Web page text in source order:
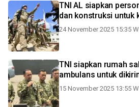
TNI AL siapkan
dan konstruksi untuk
24 November 2025 15:35
TNI siapkan rumah
ambulans untuk
15 November 2025 13:55